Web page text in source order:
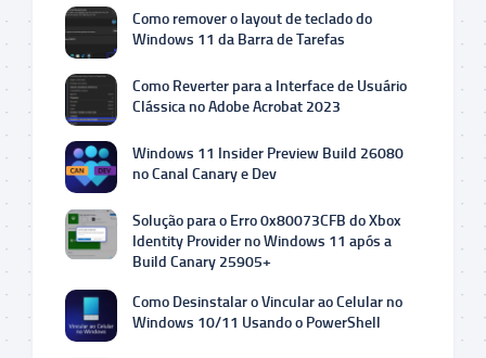
Como remover o layout de teclado do
Windows 11 da Barra de Tarefas
Como Reverter para a Interface de Usuário
Clássica no Adobe Acrobat 2023
Windows 11 Insider Preview Build 26080
no Canal Canary e Dev
Solução para o Erro 0x80073CFB do Xbox
Identity Provider no Windows 11 após a
Build Canary 25905+
Como Desinstalar o Vincular ao Celular no
Windows 10/11 Usando o PowerShell